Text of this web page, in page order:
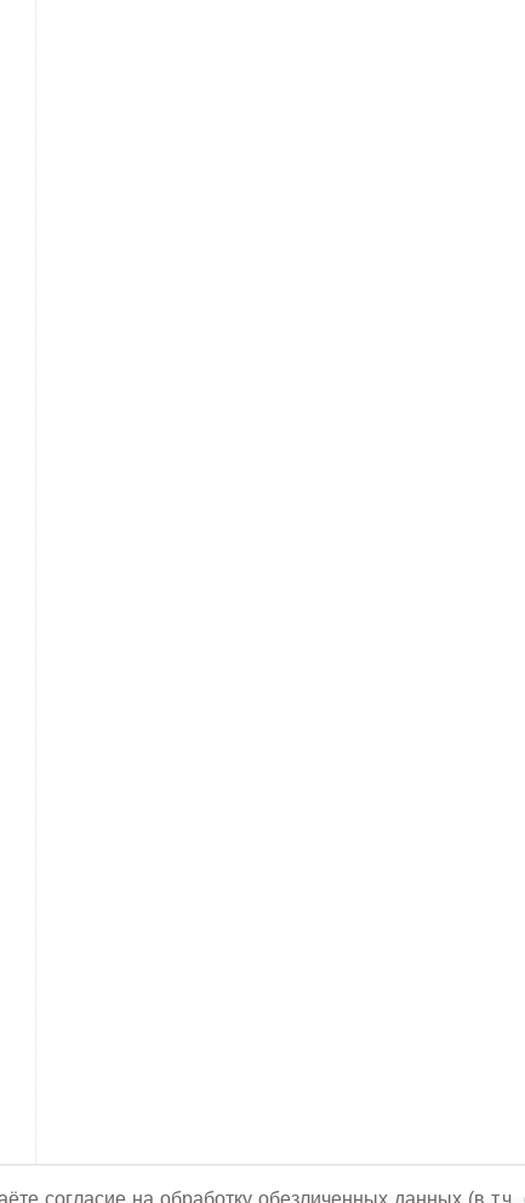
согласие на обработку обезличенных данных (в